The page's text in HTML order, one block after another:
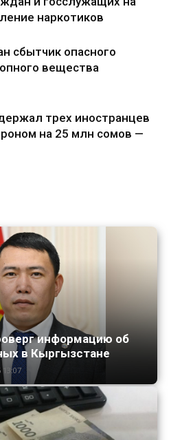
наркотиков
сбытчик опасного
вещества
трех иностранцев
на 25 млн сомов —
информацию об
в Кыргызстане
13:07